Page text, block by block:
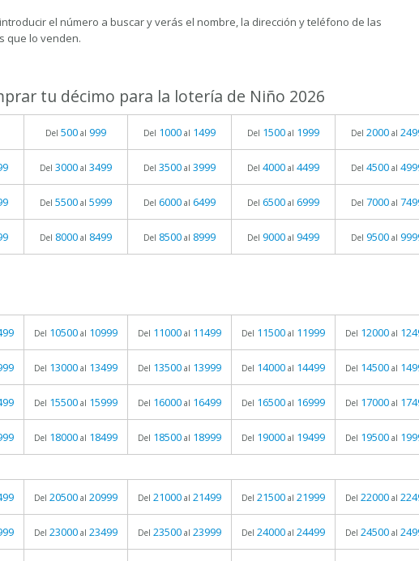
el número a buscar y verás el nombre, la dirección y teléfono de las
que lo venden.
tu décimo para la lotería de Niño 2026
Del 500 al 999 Del 1000 al 1499 Del 1500 al 1999 Del 2000 al
Del 3000 al 3499 Del 3500 al 3999 Del 4000 al 4499 Del 4500 al
Del 5500 al 5999 Del 6000 al 6499 Del 6500 al 6999 Del 7000 al
Del 8000 al 8499 Del 8500 al 8999 Del 9000 al 9499 Del 9500 al
Del 10500 al 10999 Del 11000 al 11499 Del 11500 al 11999 Del 12000 al
Del 13000 al 13499 Del 13500 al 13999 Del 14000 al 14499 Del 14500 al
Del 15500 al 15999 Del 16000 al 16499 Del 16500 al 16999 Del 17000 al
Del 18000 al 18499 Del 18500 al 18999 Del 19000 al 19499 Del 19500 al
Del 20500 al 20999 Del 21000 al 21499 Del 21500 al 21999 Del 22000 al
Del 23000 al 23499 Del 23500 al 23999 Del 24000 al 24499 Del 24500 al